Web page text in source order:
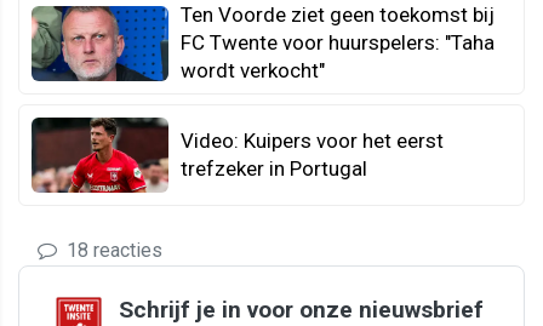
Ten Voorde ziet geen toekomst bij
FC Twente voor huurspelers: "Taha
wordt verkocht"
Video: Kuipers voor het eerst
trefzeker in Portugal
18 reacties
Schrijf je in voor onze nieuwsbrief